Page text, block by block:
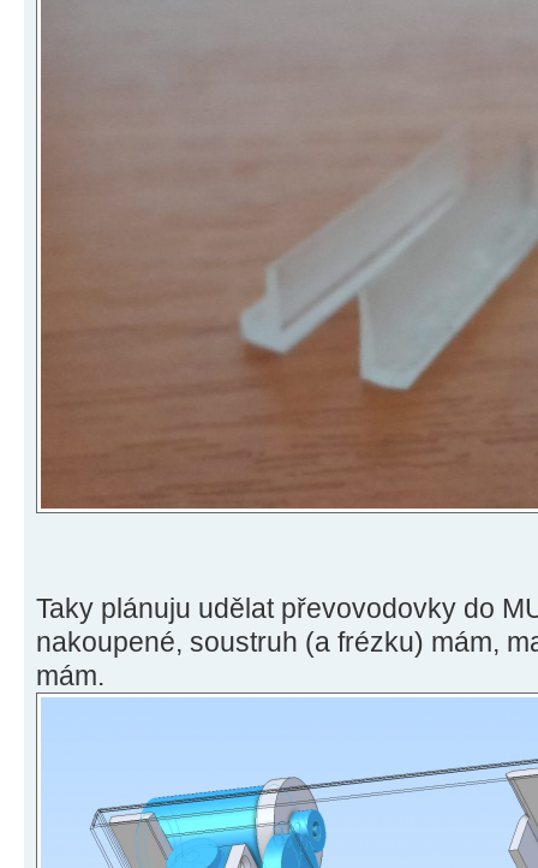
Taky plánuju udělat převovodovky do
nakoupené, soustruh (a frézku) mám,
mám.